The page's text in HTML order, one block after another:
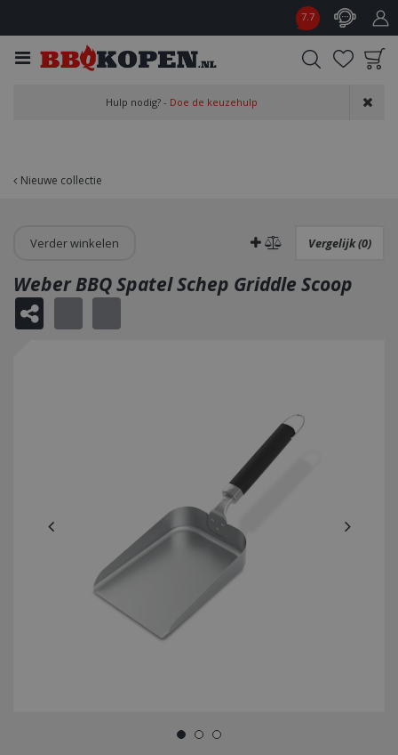
Nieuwe collectie
7.7
aan wensenlijst
Hulp nodig? - Doe de keuzehulp
Verder winkelen Vergelijk (0)
Weber BBQ Spatel Schep Griddle Scoop